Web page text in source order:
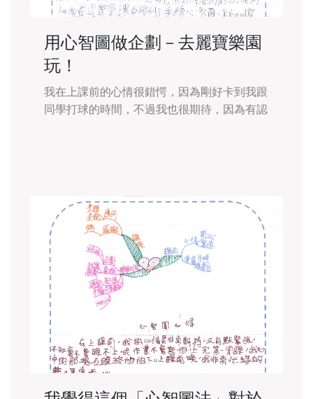
用心智圖做企劃－去麗寶樂園
玩！
我在上課前的心情很錯愕，因為剛好卡到我跟
同學打球的時間，不過我也很期待，因為有認